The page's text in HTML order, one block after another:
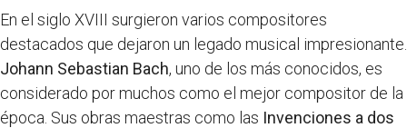
En el siglo XVIII surgieron varios compositores
destacados que dejaron un legado musical impresionante.
Johann Sebastian Bach, uno de los más conocidos, es
considerado por muchos como el mejor compositor de la
época. Sus obras maestras como las Invenciones a dos